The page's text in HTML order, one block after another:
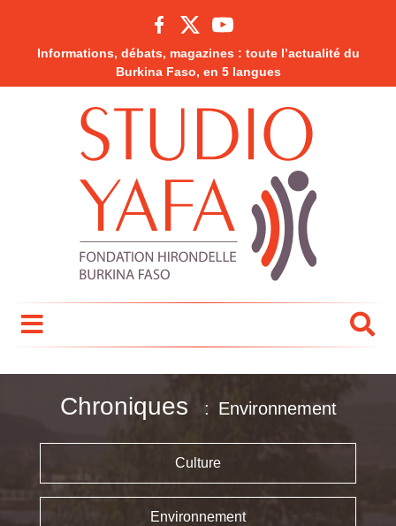
Informations, débats, magazines : toute l’actualité du
Burkina Faso, en 5 langues
Chroniques Environnement
Culture
Environnement